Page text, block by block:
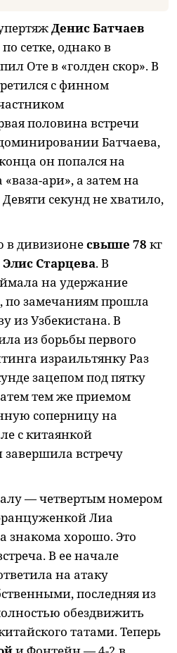
Денис Батчаев
сетке, однако в
Оте в «голден скор». В
с финном
половина встречи
Батчаева,
он попался на
ари», а затем на
секунд не хватило,
в дивизионесвыше 78 кг
Элис Старцева. В
на удержание
по замечаниям прошла
из Узбекистана. В
из борьбы первого
израильтянку Раз
зацепом под пятку
тем же приемом
соперницу на
с китаянкой
встречу
— четвертым номером
Лиа
знакома хорошо. Это
В ее начале
на атаку
последняя из
обездвижить
татами. Теперь